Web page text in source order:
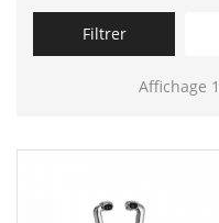
Filtrer
Affichage